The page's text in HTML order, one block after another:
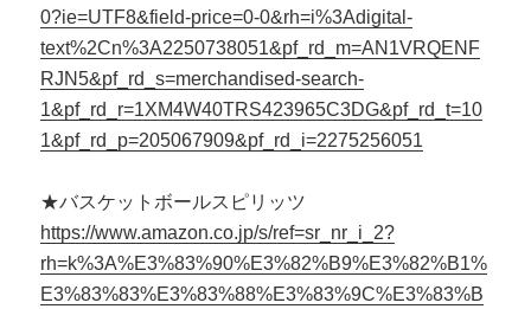
0?ie=UTF8&field-price=0-0&rh=i%3Adigital-
text%2Cn%3A2250738051&pf_rd_m=AN1VRQENF
RJN5&pf_rd_s=merchandised-search-
1&pf_rd_r=1XM4W40TRS423965C3DG&pf_rd_t=10
1&pf_rd_p=205067909&pf_rd_i=2275256051
★バスケットボールスピリッツ
https://www.amazon.co.jp/s/ref=sr_nr_i_2?
rh=k%3A%E3%83%90%E3%82%B9%E3%82%B1%
E3%83%83%E3%83%88%E3%83%9C%E3%83%B